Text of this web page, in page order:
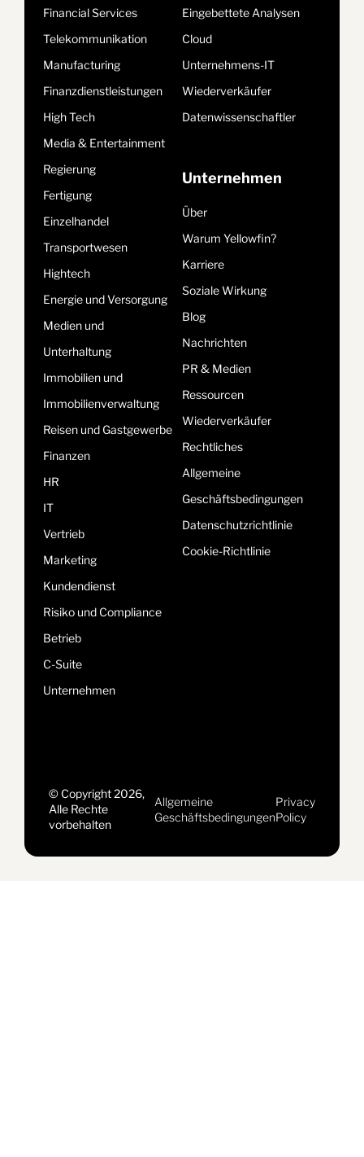
Financial Services
Telekommunikation
Manufacturing
Finanzdienstleistungen
High Tech
Media & Entertainment
Regierung
Fertigung
Einzelhandel
Transportwesen
Hightech
Energie und Versorgung
Medien und
Unterhaltung
Immobilien und
Immobilienverwaltung
Reisen und Gastgewerbe
Finanzen
HR
IT
Vertrieb
Marketing
Kundendienst
Risiko und Compliance
Betrieb
C-Suite
Unternehmen
Eingebettete Analysen
Cloud
Unternehmens-IT
Wiederverkäufer
Datenwissenschaftler
Unternehmen
Über
Warum Yellowfin?
Karriere
Soziale Wirkung
Blog
Nachrichten
PR & Medien
Ressourcen
Wiederverkäufer
Rechtliches
Allgemeine
Geschäftsbedingungen
Datenschutzrichtlinie
Cookie-Richtlinie
© Copyright 2026,
Alle Rechte
vorbehalten
Allgemeine
Geschäftsbedingungen
Privacy
Policy